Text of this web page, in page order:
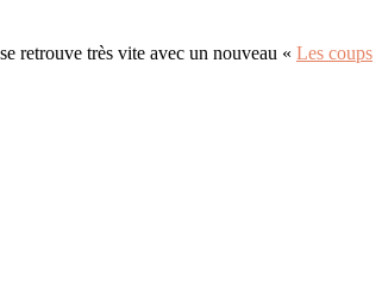
retrouve très vite avec un nouveau « Les coups